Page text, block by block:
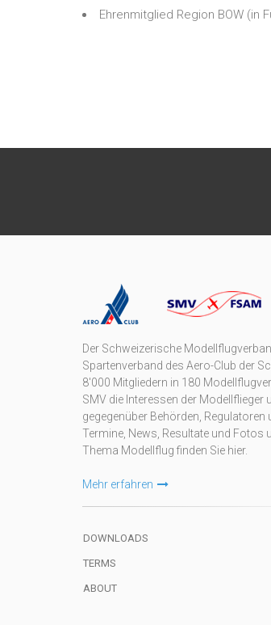
Ehrenmitglied Region BOW (in
Der Schweizerische
Spartenverband des Aero-Club der
8'000 Mitgliedern in 180
SMV die Interessen der Modellflieger
gegegenüber Behörden, Regulatoren
Termine, News, Resultate und Fotos
Thema Modellflug finden Sie hier.
Mehr erfahren
DOWNLOADS
TERMS
ABOUT